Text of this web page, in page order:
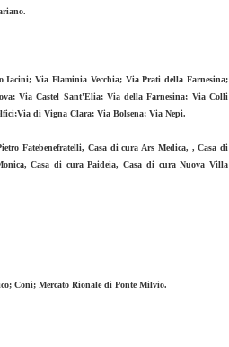
Iacini; Via Flaminia Vecchia; Via Prati della Farnesina;
Via Castel Sant'Elia; Via della Farnesina; Via Colli
di Vigna Clara; Via Bolsena; Via Nepi.
Fatebenefratelli, Casa di cura Ars Medica, , Casa di
Casa di cura Paideia, Casa di cura Nuova Villa
Coni; Mercato Rionale di Ponte Milvio.